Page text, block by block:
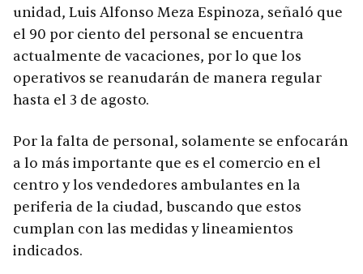
unidad, Luis Alfonso Meza Espinoza, señaló que
el 90 por ciento del personal se encuentra
actualmente de vacaciones, por lo que los
operativos se reanudarán de manera regular
hasta el 3 de agosto.
Por la falta de personal, solamente se enfocarán
a lo más importante que es el comercio en el
centro y los vendedores ambulantes en la
periferia de la ciudad, buscando que estos
cumplan con las medidas y lineamientos
indicados.